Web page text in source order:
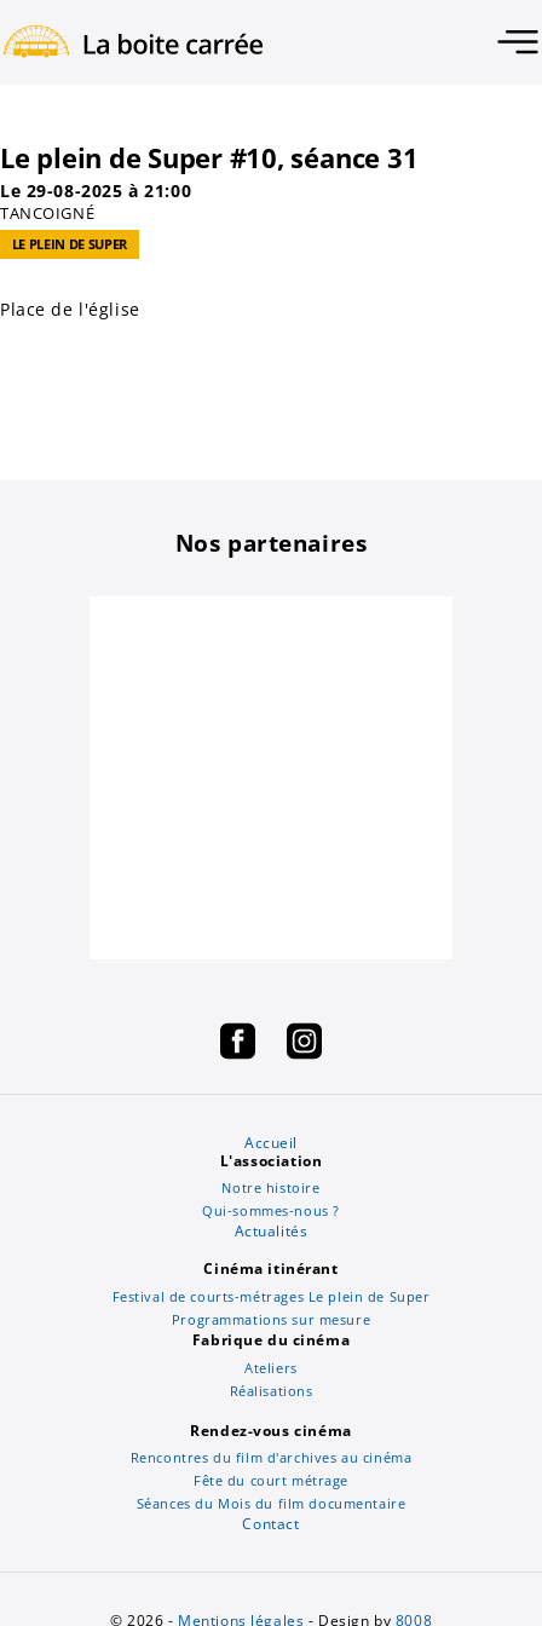
Le plein de Super #10, séance 31
Le 29-08-2025 à 21:00
TANCOIGNÉ
LE PLEIN DE SUPER
Place de l'église
Nos partenaires
Accueil
L'association
Notre histoire
Qui-sommes-nous ?
Actualités
Cinéma itinérant
Festival de courts-métrages Le plein de Super
Programmations sur mesure
Fabrique du cinéma
Ateliers
Réalisations
Rendez-vous cinéma
Rencontres du film d'archives au cinéma
Fête du court métrage
Séances du Mois du film documentaire
Contact
© 2026 - Mentions légales - Design by 8008